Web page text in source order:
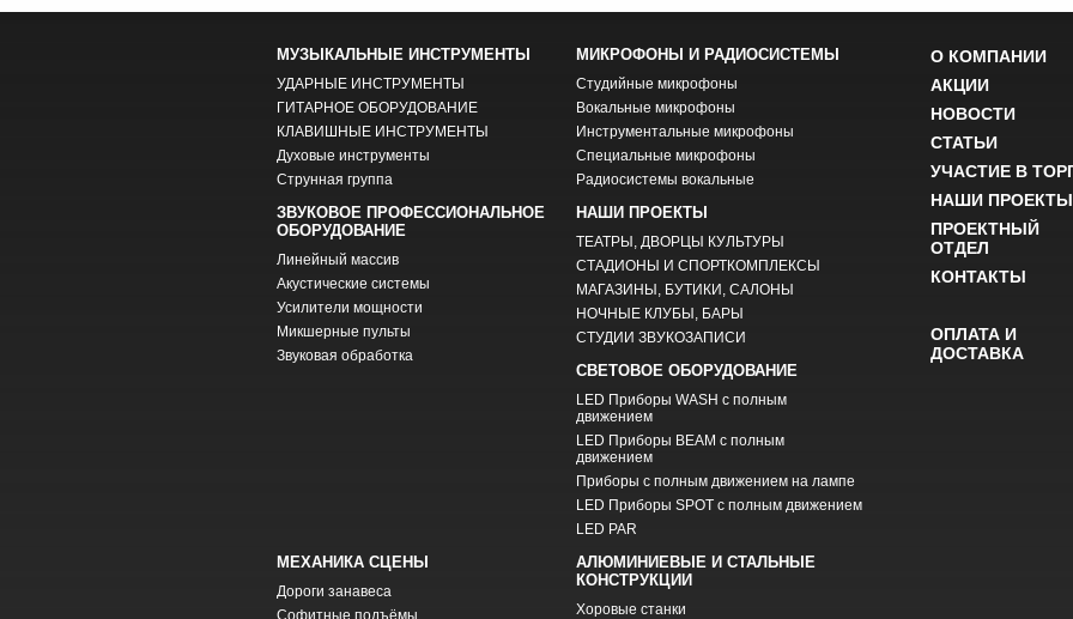
МУЗЫКАЛЬНЫЕ ИНСТРУМЕНТЫ
УДАРНЫЕ ИНСТРУМЕНТЫ
ГИТАРНОЕ ОБОРУДОВАНИЕ
КЛАВИШНЫЕ ИНСТРУМЕНТЫ
Духовые инструменты
Струнная группа
МИКРОФОНЫ И РАДИОСИСТЕМЫ
Студийные микрофоны
Вокальные микрофоны
Инструментальные микрофоны
Специальные микрофоны
Радиосистемы вокальные
ЗВУКОВОЕ ПРОФЕССИОНАЛЬНОЕ
ОБОРУДОВАНИЕ
Линейный массив
Акустические системы
Усилители мощности
Микшерные пульты
Звуковая обработка
НАШИ ПРОЕКТЫ
ТЕАТРЫ, ДВОРЦЫ КУЛЬТУРЫ
СТАДИОНЫ И СПОРТКОМПЛЕКСЫ
МАГАЗИНЫ, БУТИКИ, САЛОНЫ
НОЧНЫЕ КЛУБЫ, БАРЫ
СТУДИИ ЗВУКОЗАПИСИ
СВЕТОВОЕ ОБОРУДОВАНИЕ
LED Приборы WASH с полным
движением
LED Приборы BEAM с полным
движением
Приборы с полным движением на лампе
LED Приборы SPOT с полным движением
LED PAR
МЕХАНИКА СЦЕНЫ
Дороги занавеса
Софитные подъёмы
АЛЮМИНИЕВЫЕ И СТАЛЬНЫЕ
КОНСТРУКЦИИ
Хоровые станки
О КОМПАНИИ
АКЦИИ
НОВОСТИ
СТАТЬИ
УЧАСТИЕ В
НАШИ ПРОЕКТЫ
ПРОЕКТНЫЙ
ОТДЕЛ
КОНТАКТЫ
ОПЛАТА И
ДОСТАВКА